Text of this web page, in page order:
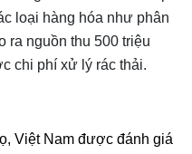
loại hàng hóa như phân
ra nguồn thu 500 triệu
chi phí xử lý rác thải.
Việt Nam được đánh giá